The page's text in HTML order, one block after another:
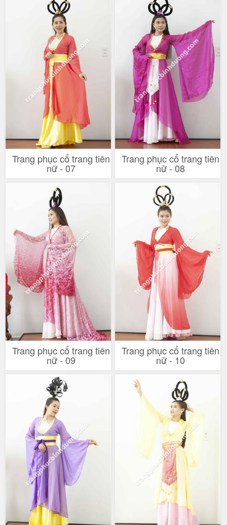
Trang phục cổ trang tiên
nữ - 07
Trang phục cổ trang tiên
nữ - 08
Trang phục cổ trang tiên
nữ - 09
Trang phục cổ trang tiên
nữ - 10